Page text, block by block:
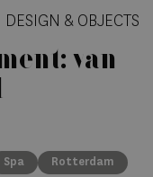
DESIGN & OBJECTS
van
Spa Rotterdam